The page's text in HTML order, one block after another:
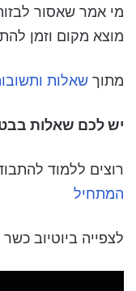
מי אמר שאסור
מוצא מקום וזמן
מתוך שאלות
יש לכם שאלות
רוצים ללמוד
המתחיל
לצפייה ביוטיוב כשר